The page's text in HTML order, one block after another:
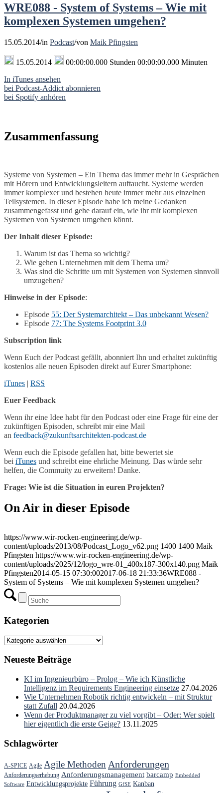
WRE088 - System of Systems – Wie mit
komplexen Systemen umgehen?
15.05.2014/in Podcast/von Maik Pfingsten
15.05.2014
00:00:00.000 Stunden 00:00:00.000 Minuten
In iTunes ansehen
bei Podcast-Addict abonnieren
bei Spotify anhören
Zusammenfassung
Systeme von Systemen – Ein Thema das immer mehr in Gesprächen
mit Hörern und Entwicklungsleitern auftaucht. Systeme werden
immer komplexer und bestehen heute immer mehr aus einzelnen
Teilsystemen. In dieser Episode habe ich meine Gedanken
zusammengefasst und gehe darauf ein, wie ihr mit komplexen
Systemen von Systemen umgehen könnt.
Der Inhalt dieser Episode:
Warum ist das Thema so wichtig?
Wie gehen Unternehmen mit dem Thema um?
Was sind die Schritte um mit Systemen von Systemen sinnvoll
umzugehen?
Hinweise in der Episode:
Episode 55: Der Systemarchitekt – Das unbekannt Wesen?
Episode 77: The Systems Footprint 3.0
Subscription link
Wenn Euch der Podcast gefällt, abonniert Ihn und erhaltet zukünftig
kostenlos alle neuen Episoden direkt auf Eurer Smartphone:
iTunes | RSS
Euer Feedback
Wenn ihr eine Idee habt für den Podcast oder eine Frage für eine der
zukünftigen Episoden, schreibt mir eine Mail
an feedback@zukunftsarchitekten-podcast.de
Wenn euch die Episode gefallen hat, bitte bewertet sie
bei iTunes und schreibt eine ehrliche Meinung. Das würde sehr
helfen, die Commuity zu erweitern! Danke.
Frage: Wie ist die Situation in euren Projekten?
On Air in dieser Episode
https://www.wir-rocken-engineering.de/wp-
content/uploads/2013/08/Podcast_Logo_v62.png 1400 1400 Maik
Pfingsten https://www.wir-rocken-engineering.de/wp-
content/uploads/2025/12/logo_wre-01_400x187-300x140.png Maik
Pfingsten2014-05-15 07:30:002017-06-18 21:33:36WRE088 -
System of Systems – Wie mit komplexen Systemen umgehen?
Kategorien
Kategorien
Neueste Beiträge
KI im Ingenieurbüro – Prolog – Wie ich Künstliche
Intelligenz im Requirements Engineering einsetze 27.04.2026
Wie Unternehmen Robotik richtig entwickeln – mit Struktur
statt Zufall 20.04.2026
Wenn der Produktmanager zu viel vorgibt – Oder: Wer spielt
hier eigentlich die erste Geige? 13.11.2025
Schlagwörter
A-SPICE Agile Agile Methoden Anforderungen
Anforderungserhebung Anforderungsmanagement barcamp Embedded
Software Entwicklungsprojekte Führung GfSE Kanban